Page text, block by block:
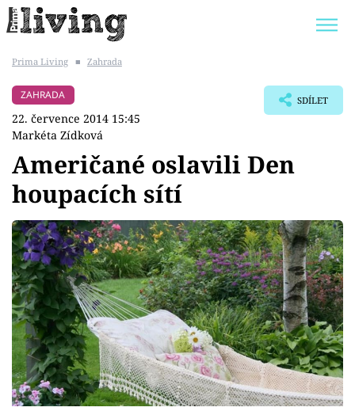
BYDLENÍ SLAVNÝCH
Témata
Bydlení
Zahrada
Design
Sledujte prima+
Přihlášení
Prima Living ■ Zahrada
ZAHRADA
22. července 2014 15:45
Markéta Zídková
SDÍLET
Američané oslavili Den
houpacích sítí